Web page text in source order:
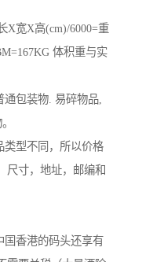
X宽X高(cm)/6000=重
体积重与实
通包装物. 易碎物品,
类型不同，所以价格
尺寸，地址，邮编和
国香港的码头还享有